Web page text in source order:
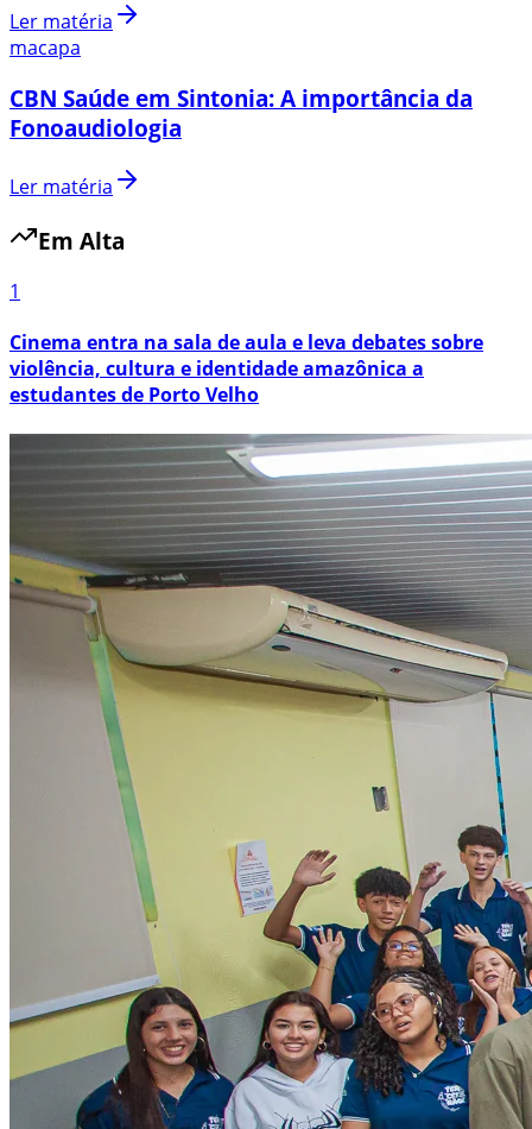
Ler matéria
macapa
CBN Saúde em Sintonia: A importância da
Fonoaudiologia
Ler matéria
Em Alta
1
Cinema entra na sala de aula e leva debates sobre
violência, cultura e identidade amazônica a
estudantes de Porto Velho